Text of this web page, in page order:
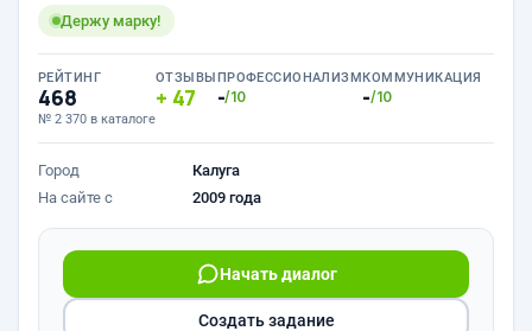
Держу марку!
РЕЙТИНГ
468
№ 2 370 в каталоге
ОТЗЫВЫ
47
ПРОФЕССИОНАЛИЗМ
-/10
КОММУНИКАЦИЯ
-/10
Город
Калуга
На сайте с
2009 года
Начать диалог
Создать задание